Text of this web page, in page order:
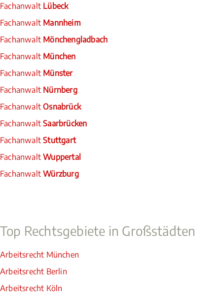
Fachanwalt Lübeck
Fachanwalt Mannheim
Fachanwalt Mönchengladbach
Fachanwalt München
Fachanwalt Münster
Fachanwalt Nürnberg
FachanwaltOsnabrück
FachanwaltSaarbrücken
FachanwaltStuttgart
FachanwaltWuppertal
FachanwaltWürzburg
Top Rechtsgebiete in Großstädten
Arbeitsrecht München
Arbeitsrecht Berlin
Arbeitsrecht Köln